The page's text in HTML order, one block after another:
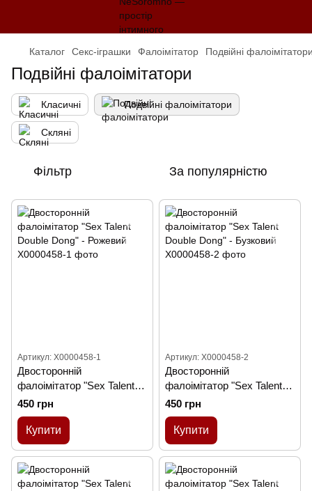
Каталог Секс-іграшки Фалоімітатор Подвійні
Подвійні фалоімітатори
Класичні Подвійні фалоімітатори
Скляні
Фільтр За популярністю
Артикул: X0000458-1
Двосторонній
фалоімітатор "Sex Talent
Double Dong" - Рожевий
450 грн
Купити
Артикул: X0000458-2
Двосторонній
фалоімітатор "Sex Talent
Double Dong" - Бузковий
450 грн
Купити